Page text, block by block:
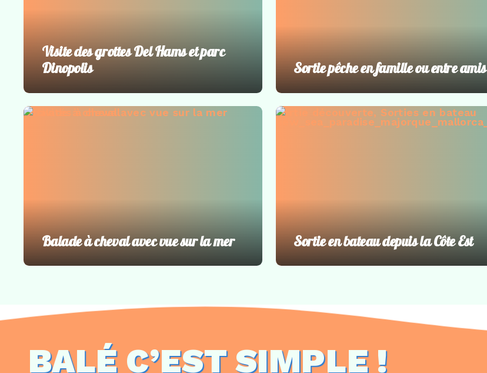
Visite des grottes Del Hams et parc
Dinopolis
Sortie pêche en famille ou entre amis
Balade à cheval avec vue sur la mer
Activités à cheval
Sortie en bateau depuis la Côte Est
Sortie découverte, Sorties en bateau
BALÉ C’EST SIMPLE !